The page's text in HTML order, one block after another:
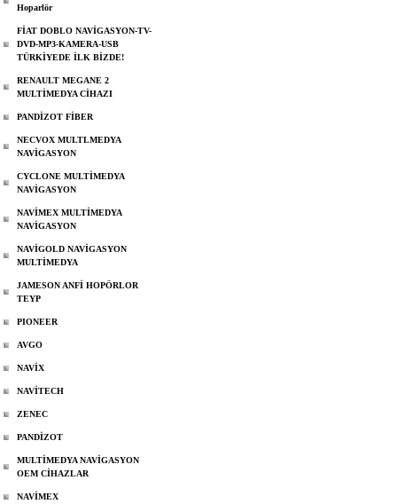
Hoparlör
FİAT DOBLO NAVİGASYON-TV-
DVD-MP3-KAMERA-USB
TÜRKİYEDE İLK BİZDE!
RENAULT MEGANE 2
MULTİMEDYA CİHAZI
PANDİZOT FİBER
NECVOX MULTLMEDYA
NAVİGASYON
CYCLONE MULTİMEDYA
NAVİGASYON
NAVİMEX MULTİMEDYA
NAVİGASYON
NAVİGOLD NAVİGASYON
MULTİMEDYA
JAMESON ANFİ HOPÖRLOR
TEYP
PIONEER
AVGO
NAVİX
NAVİTECH
ZENEC
PANDİZOT
MULTİMEDYA NAVİGASYON
OEM CİHAZLAR
NAVİMEX